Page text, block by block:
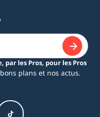
les Pros, pour les Pros
plans et nos actus.